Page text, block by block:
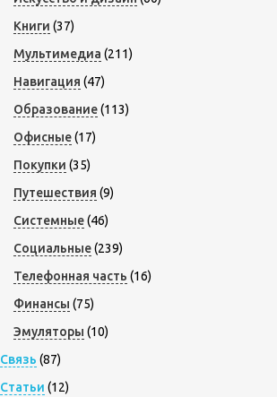
Книги (37)
Мультимедиа (211)
Навигация (47)
Образование(113)
Офисные(17)
Покупки (35)
Путешествия (9)
Системные(46)
Социальные(239)
Телефонная часть (16)
Финансы (75)
Эмуляторы (10)
Связь (87)
Статьи (12)